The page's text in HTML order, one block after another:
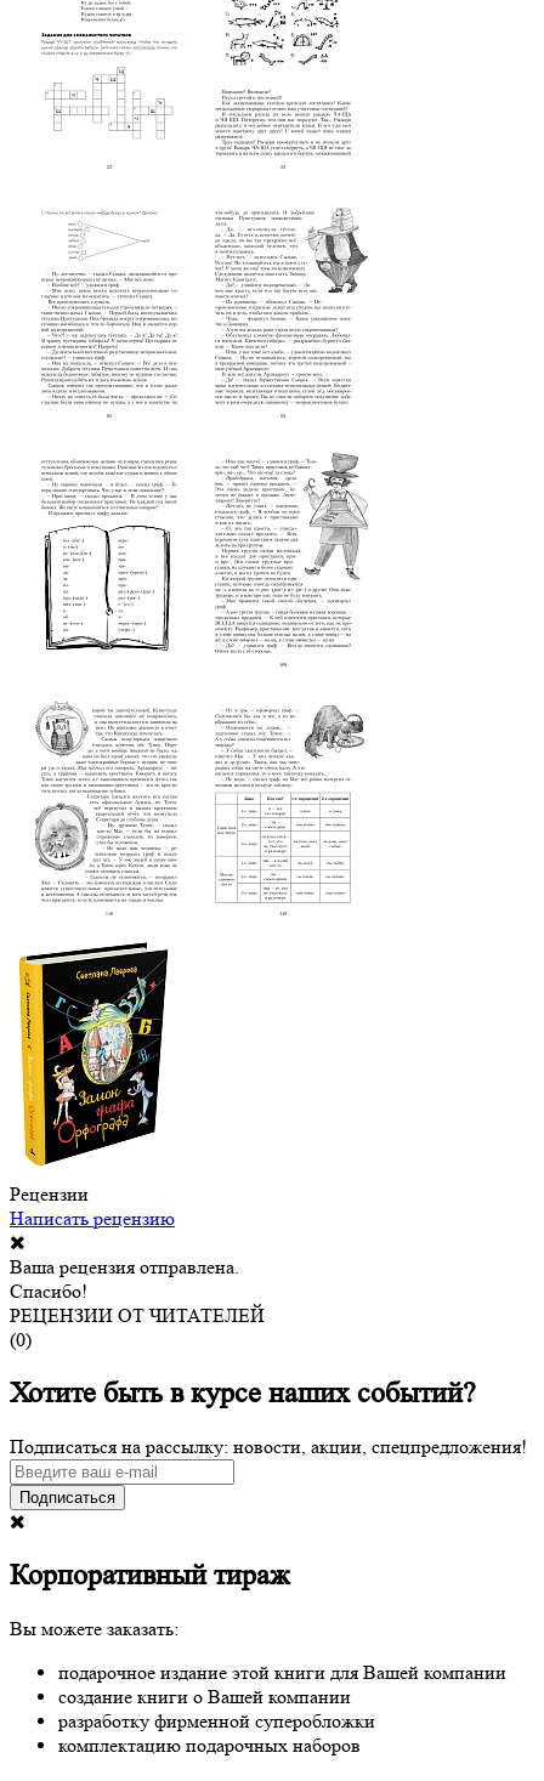
Рецензии
Написать рецензию
Ваша рецензия отправлена.
Спасибо!
РЕЦЕНЗИИ ОТ ЧИТАТЕЛЕЙ
(0)
Хотите быть в курсе наших событий?
Подписаться на рассылку: новости, акции, спецпредложения!
Подписаться
Корпоративный тираж
Вы можете заказать:
подарочное издание этой книги для Вашей компании
создание книги о Вашей компании
разработку фирменной суперобложки
комплектацию подарочных наборов